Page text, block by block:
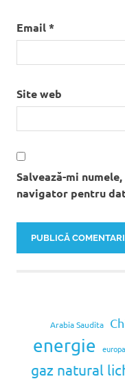
Email*
Site web
Salvează-mi
navigator pentru
Arabia Saudita
energie europa
gaz natural